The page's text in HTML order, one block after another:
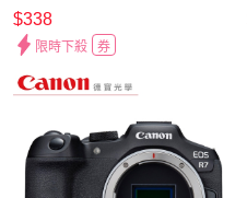
83E(適EF 16-35mm F2.8L
17-40m F4L EF-S 10-22mm
$338
限時下殺 券